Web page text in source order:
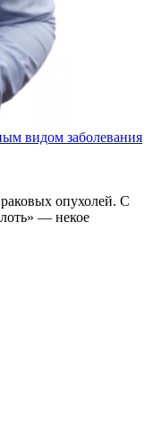
видом заболевания
опухолей. С
— некое